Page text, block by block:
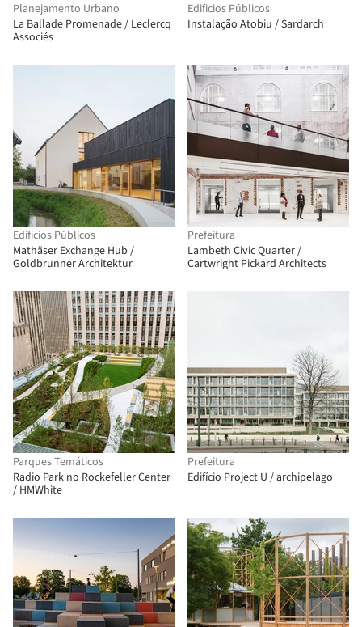
Planejamento Urbano
La Ballade Promenade / Leclercq
Associés
Edificios Públicos
Instalação Atobiu / Sardarch
Edificios Públicos
Mathäser Exchange Hub /
Goldbrunner Architektur
Prefeitura
Lambeth Civic Quarter /
Cartwright Pickard Architects
Parques Temáticos
Radio Park no Rockefeller Center
/ HMWhite
Prefeitura
Edifício Project U / archipelago